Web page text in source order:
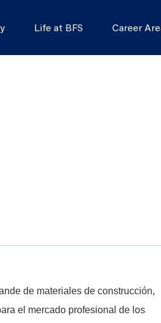
Life at BFS Career
de materiales de construcción,
el mercado profesional de los